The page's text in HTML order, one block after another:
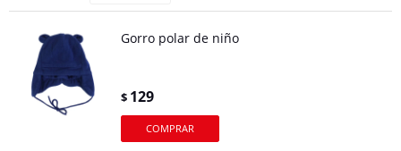
Gorro polar de niño
$ 129